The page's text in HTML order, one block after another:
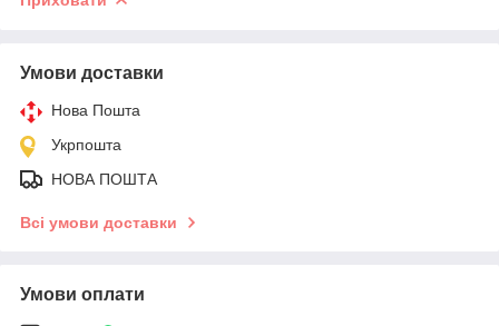
Умови доставки
Нова Пошта
Укрпошта
НОВА ПОШТА
Всі умови доставки
Умови оплати